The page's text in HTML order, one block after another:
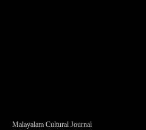
Malayalam Cultural Journal